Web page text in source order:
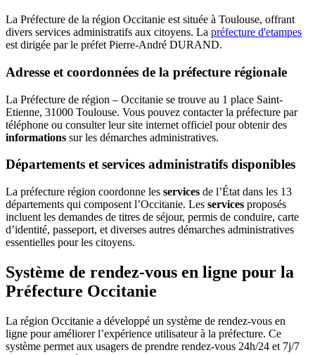
La Préfecture de la région Occitanie est située à Toulouse, offrant
divers services administratifs aux citoyens. La préfecture d'etampes
est dirigée par le préfet Pierre-André DURAND.
Adresse et coordonnées de la préfecture régionale
La Préfecture de région – Occitanie se trouve au 1 place Saint-
Etienne, 31000 Toulouse. Vous pouvez contacter la préfecture par
téléphone ou consulter leur site internet officiel pour obtenir des
informations sur les démarches administratives.
Départements et services administratifs disponibles
La préfecture région coordonne les services de l’État dans les 13
départements qui composent l’Occitanie. Les services proposés
incluent les demandes de titres de séjour, permis de conduire, carte
d’identité, passeport, et diverses autres démarches administratives
essentielles pour les citoyens.
Système de rendez-vous en ligne pour la
Préfecture Occitanie
La région Occitanie a développé un système de rendez-vous en
ligne pour améliorer l’expérience utilisateur à la préfecture. Ce
système permet aux usagers de prendre rendez-vous 24h/24 et 7j/7